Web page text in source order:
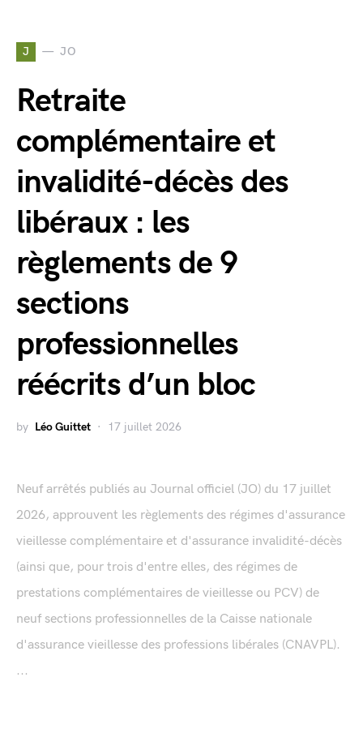
J JO
Retraite
complémentaire et
invalidité-décès des
libéraux : les
règlements de 9
sections
professionnelles
réécrits d’un bloc
by Léo Guittet 17 juillet 2026
Neuf arrêtés publiés au Journal officiel (JO) du 17 juillet
2026, approuvent les règlements des régimes d'assurance
vieillesse complémentaire et d'assurance invalidité-décès
(ainsi que, pour trois d'entre elles, des régimes de
prestations complémentaires de vieillesse ou PCV) de
neuf sections professionnelles de la Caisse nationale
d'assurance vieillesse des professions libérales (CNAVPL).
...